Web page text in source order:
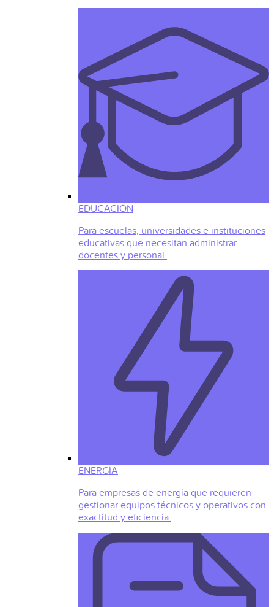
EDUCACIÓN
Para escuelas, universidades e instituciones
educativas que necesitan administrar
docentes y personal.
ENERGÍA
Para empresas de energía que requieren
gestionar equipos técnicos y operativos con
exactitud y eficiencia.